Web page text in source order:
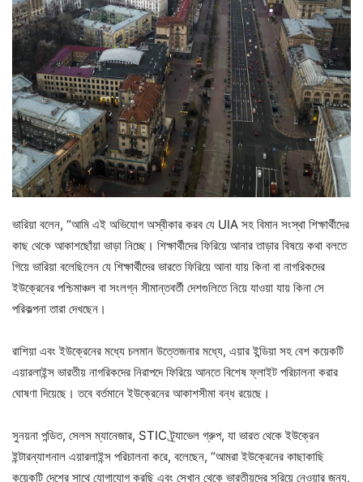
ভারিয়া বলেন, “আমি এই অভিযোগ অস্বীকার করব যে UIA সহ বিমান সংস্থা শিক্ষার্থীদের
কাছ থেকে আকাশছোঁয়া ভাড়া নিচ্ছে। শিক্ষার্থীদের ফিরিয়ে আনার তাড়ার বিষয়ে কথা বলতে
গিয়ে ভারিয়া বলেছিলেন যে শিক্ষার্থীদের ভারতে ফিরিয়ে আনা যায় কিনা বা নাগরিকদের
ইউক্রেনের পশ্চিমাঞ্চল বা সংলগ্ন সীমান্তবর্তী দেশগুলিতে নিয়ে যাওয়া যায় কিনা সে
পরিকল্পনা তারা দেখছেন।
রাশিয়া এবং ইউক্রেনের মধ্যে চলমান উত্তেজনার মধ্যে, এয়ার ইন্ডিয়া সহ বেশ কয়েকটি
এয়ারলাইন্স ভারতীয় নাগরিকদের নিরাপদে ফিরিয়ে আনতে বিশেষ ফ্লাইট পরিচালনা করার
ঘোষণা দিয়েছে। তবে বর্তমানে ইউক্রেনের আকাশসীমা বন্ধ রয়েছে।
সুনয়না পন্ডিত, সেলস ম্যানেজার, STIC ট্র্যাভেল গ্রুপ, যা ভারত থেকে ইউক্রেন
ইন্টারন্যাশনাল এয়ারলাইন্স পরিচালনা করে, বলেছেন, “আমরা ইউক্রেনের কাছাকাছি
কয়েকটি দেশের সাথে যোগাযোগ করছি এবং সেখান থেকে ভারতীয়দের সরিয়ে নেওয়ার জন্য,